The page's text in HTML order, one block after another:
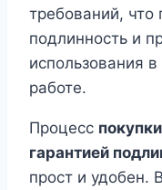
требований, что
подлинность и
использования
работе.
Процесс
гарантией
прост и удобен.